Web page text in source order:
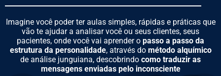
Imagine você poder ter aulas simples, rápidas e práticas que
vão te ajudar a analisar você ou seus clientes, seus
pacientes, onde você vai aprender o passo a passo da
estrutura da personalidade, através do método alquímico
de análise junguiana, descobrindo como traduzir as
mensagens enviadas pelo inconsciente